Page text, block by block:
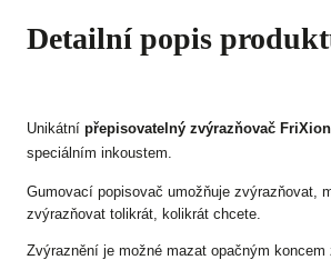
Detailní popis
Unikátní přepisovatelný zvýrazňovač
speciálním inkoustem.
Gumovací popisovač umožňuje zvýrazňovat,
zvýrazňovat tolikrát, kolikrát chcete.
Zvýraznění je možné mazat opačným